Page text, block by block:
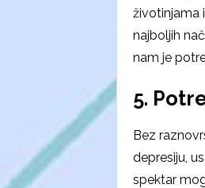
životinjama
najboljih
nam je
5.
Bez
depresiju,
spektar